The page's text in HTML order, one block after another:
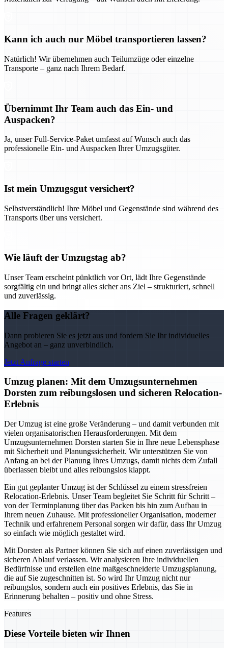
Kann ich auch nur Möbel transportieren lassen?
Natürlich! Wir übernehmen auch Teilumzüge oder einzelne
Transporte – ganz nach Ihrem Bedarf.
Übernimmt Ihr Team auch das Ein- und
Auspacken?
Ja, unser Full-Service-Paket umfasst auf Wunsch auch das
professionelle Ein- und Auspacken Ihrer Umzugsgüter.
Ist mein Umzugsgut versichert?
Selbstverständlich! Ihre Möbel und Gegenstände sind während des
Transports über uns versichert.
Wie läuft der Umzugstag ab?
Unser Team erscheint pünktlich vor Ort, lädt Ihre Gegenstände
sorgfältig ein und bringt alles sicher ans Ziel – strukturiert, schnell
und zuverlässig.
Alle Fragen geklärt?
Dann probieren Sie es jetzt aus und fordern Sie Ihr individuelles
Angebot an – ganz unverbindlich.
Jetzt Anfrage starten
Umzug planen: Mit dem Umzugsunternehmen
Dorsten zum reibungslosen und sicheren Relocation-
Erlebnis
Der Umzug ist eine große Veränderung – und damit verbunden mit
vielen organisatorischen Herausforderungen. Mit dem
Umzugsunternehmen Dorsten starten Sie in Ihre neue Lebensphase
mit Sicherheit und Planungssicherheit. Wir unterstützen Sie von
Anfang an bei der Planung Ihres Umzugs, damit nichts dem Zufall
überlassen bleibt und alles reibungslos klappt.
Ein gut geplanter Umzug ist der Schlüssel zu einem stressfreien
Relocation-Erlebnis. Unser Team begleitet Sie Schritt für Schritt –
von der Terminplanung über das Packen bis hin zum Aufbau in
Ihrem neuen Zuhause. Mit professioneller Organisation, moderner
Technik und erfahrenem Personal sorgen wir dafür, dass Ihr Umzug
so einfach wie möglich gestaltet wird.
Mit Dorsten als Partner können Sie sich auf einen zuverlässigen und
sicheren Ablauf verlassen. Wir analysieren Ihre individuellen
Bedürfnisse und erstellen eine maßgeschneiderte Umzugsplanung,
die auf Sie zugeschnitten ist. So wird Ihr Umzug nicht nur
reibungslos, sondern auch ein positives Erlebnis, das Sie in
Erinnerung behalten – positiv und ohne Stress.
Features
Diese Vorteile bieten wir Ihnen